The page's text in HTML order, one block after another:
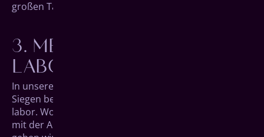
großen Tag der Behandlung vor.
MEISTERHAFTE
LABORARBEIT
In unseren Räumlich­keiten mitten im Herzen von
Siegen befindet sich auch gleich unser eigenes Zahn­
labor. Wo die meisten Zahnarzt­praxen externe Labors
mit der Anfertigung des Zahn­ersatzes beauftragen,